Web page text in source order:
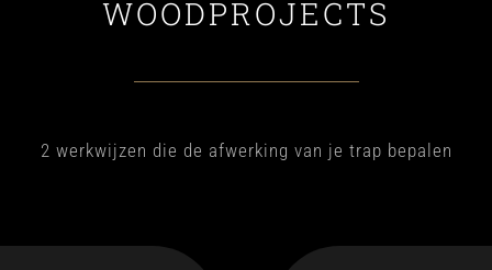
WOODPROJECTS
2 werkwijzen die de afwerking van je trap bepalen